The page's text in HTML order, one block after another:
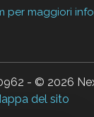
per maggiori
- © 2026
del sito